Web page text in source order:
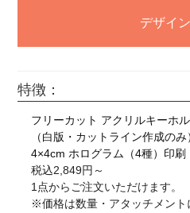
デザイ
特徴：
フリーカット アクリルキーホ
（白版・カットライン作成のみ
4×4cm ホログラム（4種）印刷
税込2,849円～
1点からご注文いただけます。
※価格は数量・アタッチメント